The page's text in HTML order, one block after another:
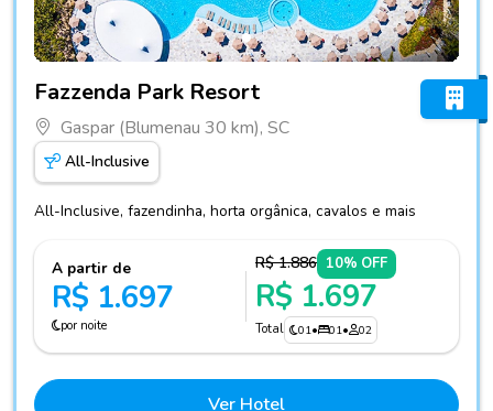
Fazzenda Park Resort
Gaspar (Blumenau 30 km), SC
All-Inclusive
All-Inclusive, fazendinha, horta orgânica, cavalos e mais
A partir de
R$ 1.697
por noite
R$ 1.886 10% OFF
R$ 1.697
Total 01• 01• 02
Ver Hotel